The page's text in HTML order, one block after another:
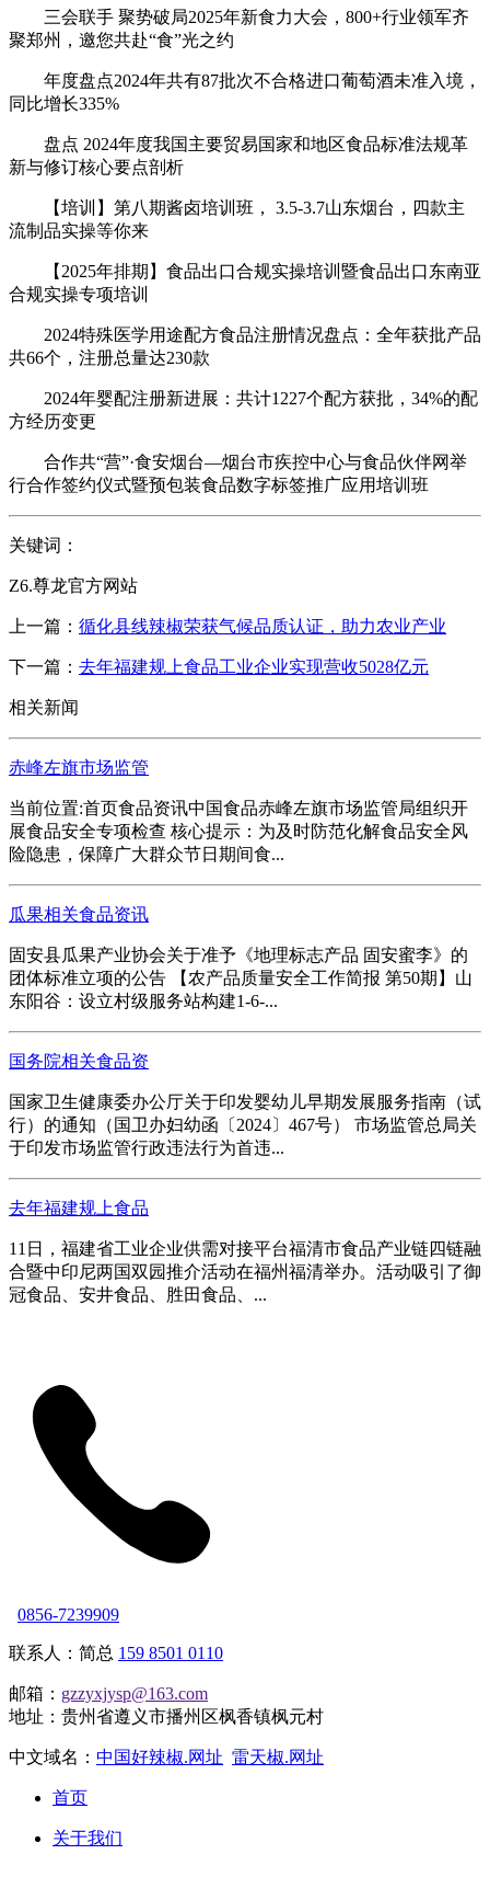
三会联手 聚势破局2025年新食力大会，800+行业领军齐
聚郑州，邀您共赴“食”光之约
年度盘点2024年共有87批次不合格进口葡萄酒未准入境，
同比增长335%
盘点 2024年度我国主要贸易国家和地区食品标准法规革
新与修订核心要点剖析
【培训】第八期酱卤培训班， 3.5-3.7山东烟台，四款主
流制品实操等你来
【2025年排期】食品出口合规实操培训暨食品出口东南亚
合规实操专项培训
2024特殊医学用途配方食品注册情况盘点：全年获批产品
共66个，注册总量达230款
2024年婴配注册新进展：共计1227个配方获批，34%的配
方经历变更
合作共“营”·食安烟台—烟台市疾控中心与食品伙伴网举
行合作签约仪式暨预包装食品数字标签推广应用培训班
关键词：
Z6.尊龙官方网站
上一篇： 循化县线辣椒荣获气候品质认证，助力农业产业
下一篇： 去年福建规上食品工业企业实现营收5028亿元
相关新闻
赤峰左旗市场监管
当前位置:首页食品资讯中国食品赤峰左旗市场监管局组织开
展食品安全专项检查 核心提示：为及时防范化解食品安全风
险隐患，保障广大群众节日期间食...
瓜果相关食品资讯
固安县瓜果产业协会关于准予《地理标志产品 固安蜜李》的
团体标准立项的公告 【农产品质量安全工作简报 第50期】山
东阳谷：设立村级服务站构建1-6-...
国务院相关食品资
国家卫生健康委办公厅关于印发婴幼儿早期发展服务指南（试
行）的通知（国卫办妇幼函〔2024〕467号） 市场监管总局关
于印发市场监管行政违法行为首违...
去年福建规上食品
11日，福建省工业企业供需对接平台福清市食品产业链四链融
合暨中印尼两国双园推介活动在福州福清举办。活动吸引了御
冠食品、安井食品、胜田食品、...
0856-7239909
联系人：简总 159 8501 0110
邮箱： gzzyxjysp@163.com
地址：贵州省遵义市播州区枫香镇枫元村
中文域名： 中国好辣椒.网址 雷天椒.网址
首页
关于我们